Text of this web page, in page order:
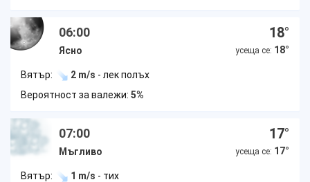
06:00
Ясно
18°
усеща се: 18°
Вятър: 2 m/s - лек полъх
Вероятност за валежи: 5%
07:00
Мъгливо
17°
усеща се: 17°
Вятър: 1 m/s - тих